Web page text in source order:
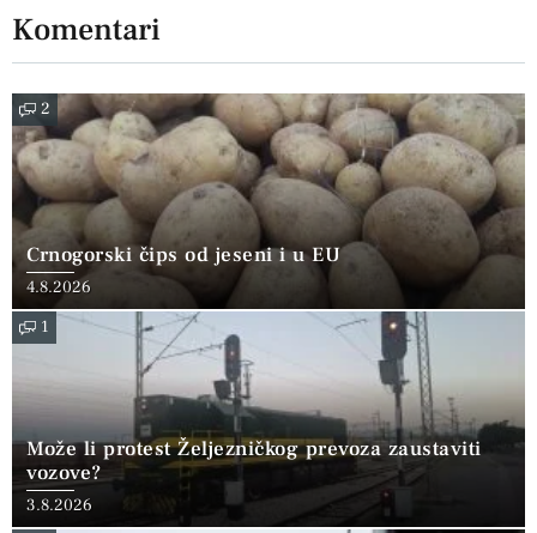
Komentari
2
Crnogorski čips od jeseni i u EU
4.8.2026
1
Može li protest Željezničkog prevoza zaustaviti
vozove?
3.8.2026